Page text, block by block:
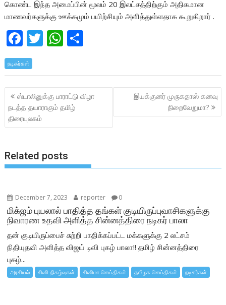
கொண்ட இந்த அமைப்பின் மூலம் 20 இலட்சத்திற்கும் அதிகமான
மாணவர்களுக்கு ஊக்கமும் பயிற்சியும் அளித்துள்ளதாக கூறுகிறார் .
F
ac
e
b
o
o
k
T
itt
er
W
at
s
A
p
p
ar
e
நடிகர்கள்
Post
navigation
ஸ்டாலினுக்கு பாராட்டு விழா
நடத்த தயாராகும் தமிழ்
திரையுலகம்
இயக்குனர் முருகதாஸ் கனவு
நிறைவேறுமா?
Related posts
December 7, 2023 reporter 0
மிக்ஜம் புயலால் பாதித்த தங்கள் குடியிருப்புவாசிகளுக்கு
நிவாரண உதவி அளித்த சின்னத்திரை நடிகர் பாலா
தன் குடியிருப்பைச் சுற்றி பாதிக்கப்பட்ட மக்களுக்கு 2 லட்சம்
நிதியுதவி அளித்த விஜய் டிவி புகழ் பாலா!! தமிழ் சின்னத்திரை
புகழ்...
அரசியல் சினி-நிகழ்வுகள் சினிமா செய்திகள் தமிழக செய்திகள் நடிகர்கள்